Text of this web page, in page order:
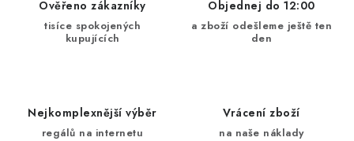
Ověřeno zákazníky
tisíce spokojených
kupujících
Objednej do 12:00
a zboží odešleme ještě ten
den
Nejkomplexnější výběr
regálů na internetu
Vrácení zboží
na naše náklady